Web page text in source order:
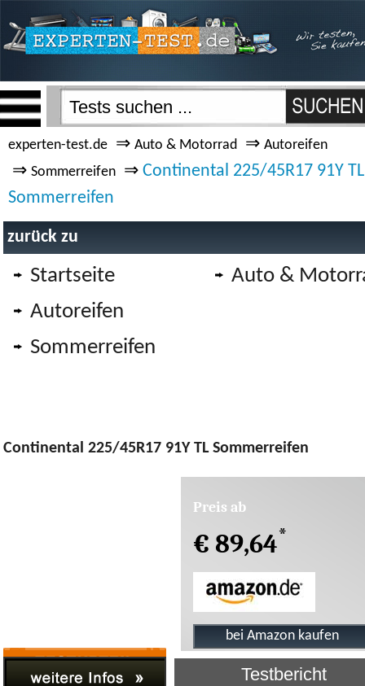
experten-test.de ⇒ Auto & Motorrad ⇒ Autoreifen
⇒ Sommerreifen ⇒ Continental 225/45R17 91Y TL
Sommerreifen
zurück zu
Startseite
Auto &
Autoreifen
Sommerreifen
Continental 225/45R17 91Y TL Sommerreifen
Preis ab
€ 89,64*